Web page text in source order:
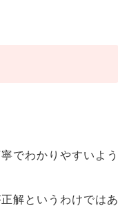
でわかりやすいよう
解というわけではあ